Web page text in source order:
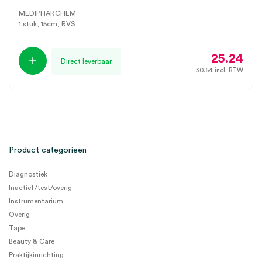
MEDIPHARCHEM
1 stuk, 15cm, RVS
Direct leverbaar 25.24
30.54 incl. BTW
Product categorieën
Diagnostiek
Inactief/test/overig
Instrumentarium
Overig
Tape
Beauty & Care
Praktijkinrichting